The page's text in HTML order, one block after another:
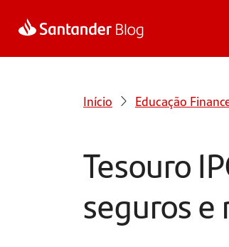
Início Educação
Tesouro
seguros e